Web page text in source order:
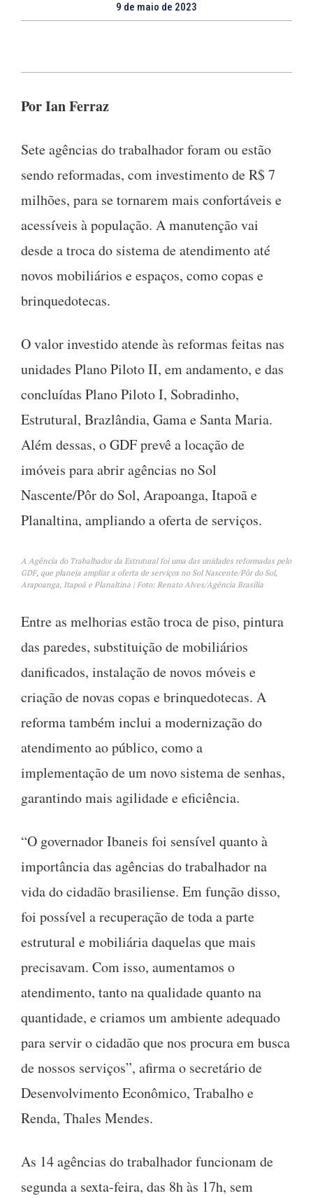
9 de maio de 2023
Por Ian Ferraz
Sete agências do trabalhador foram ou estão
sendo reformadas, com investimento de R$ 7
milhões, para se tornarem mais confortáveis e
acessíveis à população. A manutenção vai
desde a troca do sistema de atendimento até
novos mobiliários e espaços, como copas e
brinquedotecas.
O valor investido atende às reformas feitas nas
unidades Plano Piloto II, em andamento, e das
concluídas Plano Piloto I, Sobradinho,
Estrutural, Brazlândia, Gama e Santa Maria.
Além dessas, o GDF prevê a locação de
imóveis para abrir agências no Sol
Nascente/Pôr do Sol, Arapoanga, Itapoã e
Planaltina, ampliando a oferta de serviços.
A Agência do Trabalhador da Estrutural foi uma das unidades reformadas pelo
GDF, que planeja ampliar a oferta de serviços no Sol Nascente/Pôr do Sol,
Arapoanga, Itapoã e Planaltina | Foto: Renato Alves/Agência Brasília
Entre as melhorias estão troca de piso, pintura
das paredes, substituição de mobiliários
danificados, instalação de novos móveis e
criação de novas copas e brinquedotecas. A
reforma também inclui a modernização do
atendimento ao público, como a
implementação de um novo sistema de senhas,
garantindo mais agilidade e eficiência.
“O governador Ibaneis foi sensível quanto à
importância das agências do trabalhador na
vida do cidadão brasiliense. Em função disso,
foi possível a recuperação de toda a parte
estrutural e mobiliária daquelas que mais
precisavam. Com isso, aumentamos o
atendimento, tanto na qualidade quanto na
quantidade, e criamos um ambiente adequado
para servir o cidadão que nos procura em busca
de nossos serviços”, afirma o secretário de
Desenvolvimento Econômico, Trabalho e
Renda, Thales Mendes.
As 14 agências do trabalhador funcionam de
segunda a sexta-feira, das 8h às 17h, sem